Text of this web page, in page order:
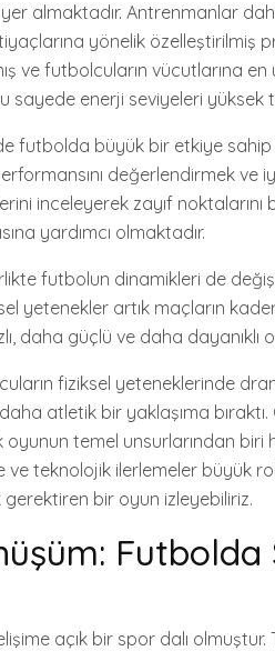
almaktadır. Antrenmanlar
yönelik özelleştirilmiş
ve futbolcuların vücutlarına
sayede enerji seviyeleri yüksek
futbolda büyük bir etkiye
değerlendirmek ve
inceleyerek zayıf
yardımcı olmaktadır.
futbolun dinamikleri de
yetenekler artık maçların
daha güçlü ve daha dayanıklı
fiziksel yeteneklerinde
atletik bir yaklaşıma bıraktı.
oyunun temel unsurlarından
ve teknolojik ilerlemeler büyük
bir oyun izleyebiliriz.
açık bir spor dalı olmuştur.